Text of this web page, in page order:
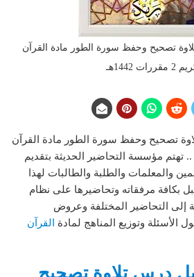
تصحيح وحفظ سورة الطور مادة القرآن
1442هـ
تصحيح وحفظ سورة الطور مادة القرآن
2 مقررات 1442هـ .. تهتم مؤسسة التحاضير الحديثة بتقديم
والمعلمات والطلبة والطالبات لهذا
بكافة مرفقاته وتحاضيرها على نظام
إلى التحاضير المختلفة وعروض
الأسئلة وتوزيع المناهج لمادة
القرآن